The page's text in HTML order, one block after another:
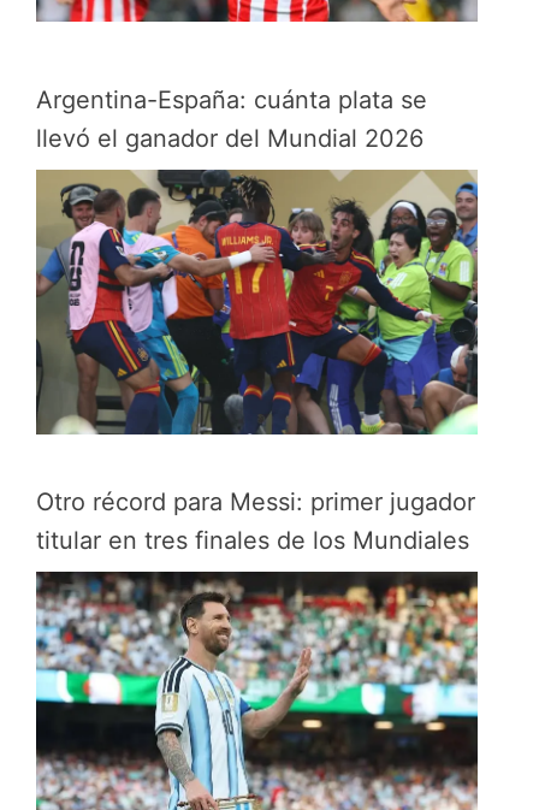
Argentina-España: cuánta plata se
llevó el ganador del Mundial 2026
Otro récord para Messi: primer jugador
titular en tres finales de los Mundiales